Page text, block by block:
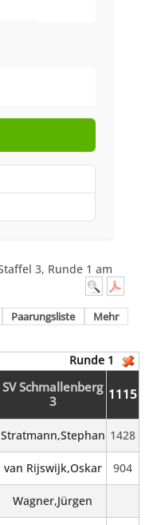
3, Runde 1 am
Paarungsliste Mehr
Runde 1
SV Schmallenberg
3
1115
Stratmann,Stephan 1428
van Rijswijk,Oskar 904
Wagner,Jürgen